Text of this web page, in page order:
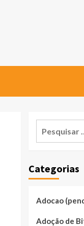
Categorias
Adocao
Adoção de